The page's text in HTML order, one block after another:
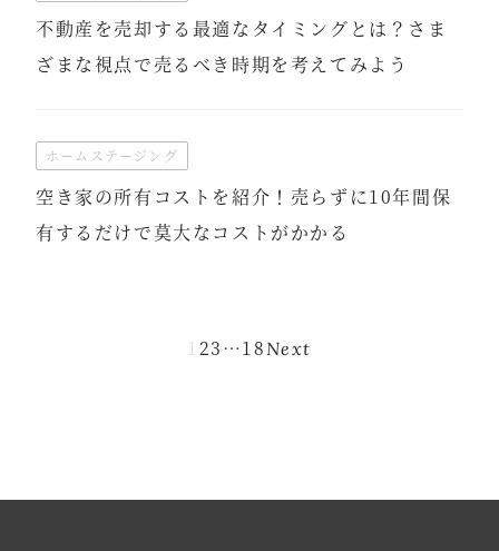
不動産を売却する最適なタイミングとは？さま
ざまな視点で売るべき時期を考えてみよう
ホームステージング
空き家の所有コストを紹介！売らずに10年間保
有するだけで莫大なコストがかかる
シ
1 23 …18Next